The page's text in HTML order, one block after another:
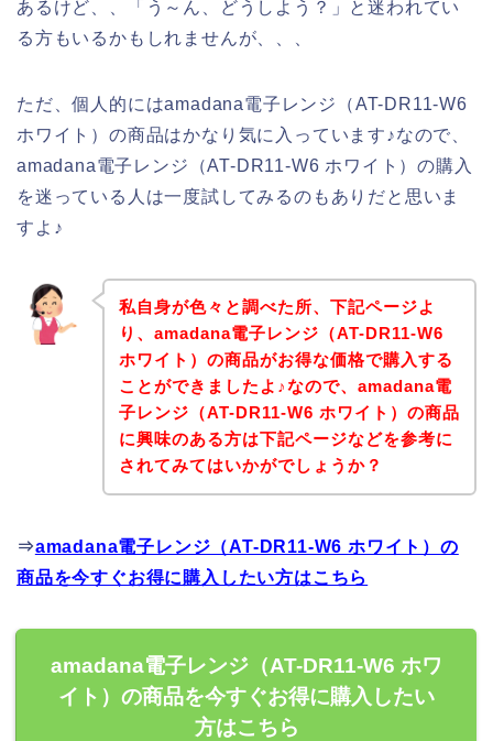
あるけど、、「う～ん、どうしよう？」と迷われてい
る方もいるかもしれませんが、、、
ただ、個人的にはamadana電子レンジ（AT-DR11-W6
ホワイト）の商品はかなり気に入っています♪なので、
amadana電子レンジ（AT-DR11-W6 ホワイト）の購入
を迷っている人は一度試してみるのもありだと思いま
すよ♪
私自身が色々と調べた所、下記ページよ
り、amadana電子レンジ（AT-DR11-W6
ホワイト）の商品がお得な価格で購入する
ことができましたよ♪なので、amadana電
子レンジ（AT-DR11-W6 ホワイト）の商品
に興味のある方は下記ページなどを参考に
されてみてはいかがでしょうか？
⇒amadana電子レンジ（AT-DR11-W6 ホワイト）の
商品を今すぐお得に購入したい方はこちら
amadana電子レンジ（AT-DR11-W6 ホワ
イト）の商品を今すぐお得に購入したい
方はこちら